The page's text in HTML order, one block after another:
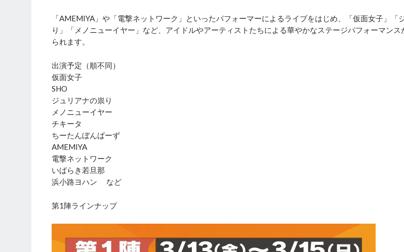
「AMEMIYA」や「電撃ネットワーク」といったパフォーマーによるライブをはじめ、「仮面女子」「
り」「メノニューイヤー」など、アイドルやアーティストたちによる華やかなステージパフォーマンス
られます。
出演予定（順不同）
仮面女子
SHO
ジュリアナの祟り
メノニューイヤー
チキータ
ちーたんぼんばーず
AMEMIYA
電撃ネットワーク
いばらき若旦那
浜小路ヨハン など
第1陣ラインナップ